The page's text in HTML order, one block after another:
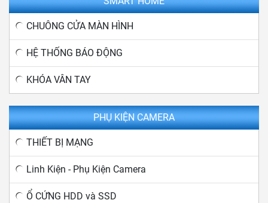
CHUÔNG CỬA MÀN HÌNH
HỆ THỐNG BÁO ĐỘNG
KHÓA VÂN TAY
PHỤ KIỆN CAMERA
THIẾT BỊ MẠNG
Linh Kiện - Phụ Kiện Camera
Ổ CỨNG HDD và SSD